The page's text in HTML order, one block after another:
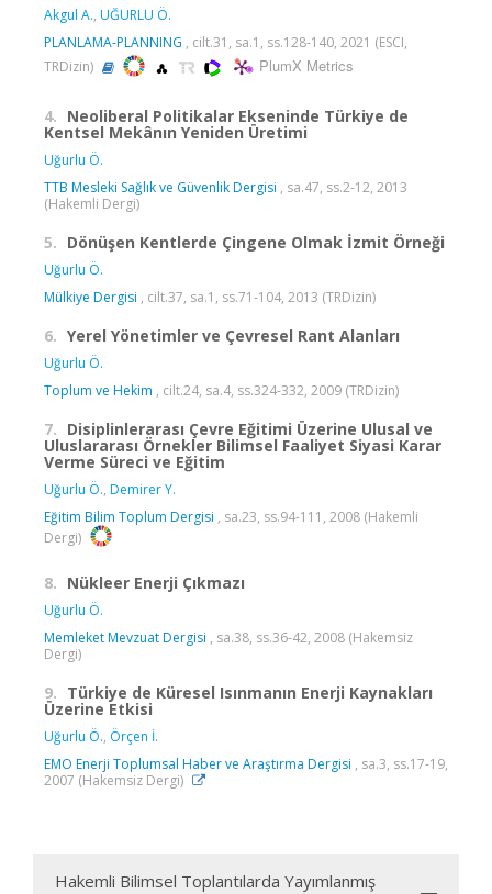
Akgul A., UĞURLU Ö.
PLANLAMA-PLANNING , cilt.31, sa.1, ss.128-140, 2021 (ESCI,
TRDizin)
PlumX Metrics
4. Neoliberal Politikalar Ekseninde Türkiye de
Kentsel Mekânın Yeniden Üretimi
Uğurlu Ö.
TTB Mesleki Sağlık ve Güvenlik Dergisi , sa.47, ss.2-12, 2013
(Hakemli Dergi)
5. Dönüşen Kentlerde Çingene Olmak İzmit Örneği
Uğurlu Ö.
Mülkiye Dergisi , cilt.37, sa.1, ss.71-104, 2013 (TRDizin)
6. Yerel Yönetimler ve Çevresel Rant Alanları
Uğurlu Ö.
Toplum ve Hekim , cilt.24, sa.4, ss.324-332, 2009 (TRDizin)
7. Disiplinlerarası Çevre Eğitimi Üzerine Ulusal ve
Uluslararası Örnekler Bilimsel Faaliyet Siyasi Karar
Verme Süreci ve Eğitim
Uğurlu Ö., Demirer Y.
Eğitim Bilim Toplum Dergisi , sa.23, ss.94-111, 2008 (Hakemli
Dergi)
8. Nükleer Enerji Çıkmazı
Uğurlu Ö.
Memleket Mevzuat Dergisi , sa.38, ss.36-42, 2008 (Hakemsiz
Dergi)
9. Türkiye de Küresel Isınmanın Enerji Kaynakları
Üzerine Etkisi
Uğurlu Ö., Örçen İ.
EMO Enerji Toplumsal Haber ve Araştırma Dergisi , sa.3, ss.17-19,
2007 (Hakemsiz Dergi)
Hakemli Bilimsel Toplantılarda Yayımlanmış